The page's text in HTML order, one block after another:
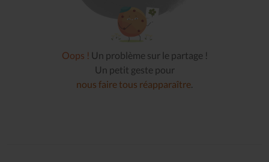
Oops ! Un problème sur le partage !
Un petit geste pour
nous faire tous réapparaître.